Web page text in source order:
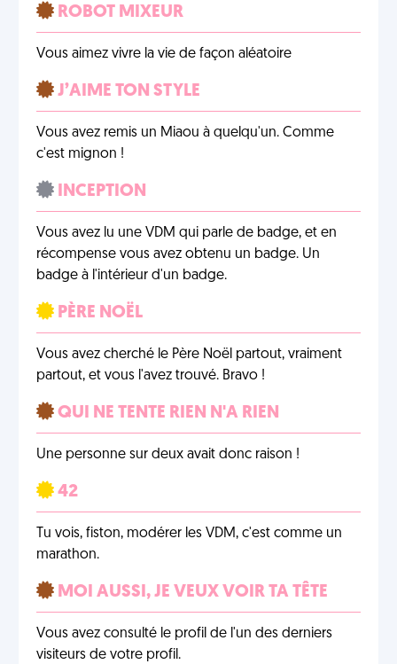
ROBOT MIXEUR
Vous aimez vivre la vie de façon aléatoire
J’AIME TON STYLE
Vous avez remis un Miaou à quelqu'un. Comme
c'est mignon !
INCEPTION
Vous avez lu une VDM qui parle de badge, et en
récompense vous avez obtenu un badge. Un
badge à l'intérieur d'un badge.
PÈRE NOËL
Vous avez cherché le Père Noël partout, vraiment
partout, et vous l'avez trouvé. Bravo !
QUI NE TENTE RIEN N'A RIEN
Une personne sur deux avait donc raison !
42
Tu vois, fiston, modérer les VDM, c'est comme un
marathon.
MOI AUSSI, JE VEUX VOIR TA TÊTE
Vous avez consulté le profil de l'un des derniers
visiteurs de votre profil.